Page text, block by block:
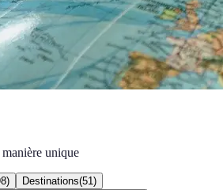
unique
) Destinations(51 )